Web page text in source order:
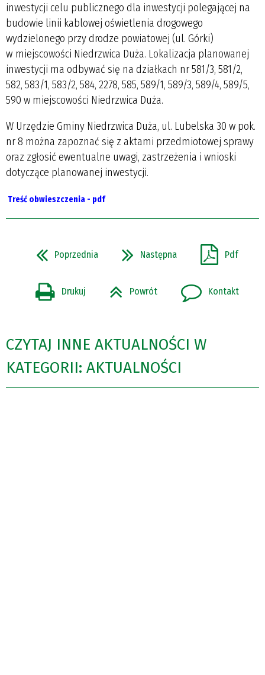
inwestycji celu publicznego dla inwestycji polegającej na
budowie linii kablowej oświetlenia drogowego
wydzielonego przy drodze powiatowej (ul. Górki)
w miejscowości Niedrzwica Duża. Lokalizacja planowanej
inwestycji ma odbywać się na działkach nr 581/3, 581/2,
582, 583/1, 583/2, 584, 2278, 585, 589/1, 589/3, 589/4, 589/5,
590 w miejscowości Niedrzwica Duża.
W Urzędzie Gminy Niedrzwica Duża, ul. Lubelska 30 w pok.
nr 8 można zapoznać się z aktami przedmiotowej sprawy
oraz zgłosić ewentualne uwagi, zastrzeżenia i wnioski
dotyczące planowanej inwestycji.
Treść obwieszczenia - pdf
Poprzednia Następna Pdf
Drukuj Powrót Kontakt
CZYTAJ INNE AKTUALNOŚCI W
KATEGORII: AKTUALNOŚCI